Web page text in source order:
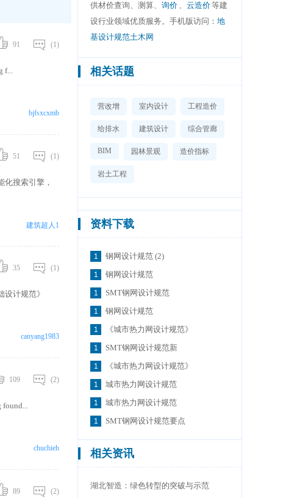
(1)
91
f...
bjfsxcxmb
(1)
51
搜索引擎，
建筑超人1
(1)
35
计规范》
canyang1983
(2)
109
found...
chuchieh
(2)
89
供材价查询、测算、 询价 、 云造价等建
设行业领域优质服务。手机版访问： 地
基设计规范土木网
相关话题
营改增 室内设计 工程造价
给排水 建筑设计 综合管廊
BIM 园林景观 造价指标
岩土工程
资料下载
钢网设计规范 (2)
钢网设计规范
SMT钢网设计规范
钢网设计规范
《城市热力网设计规范》
SMT钢网设计规范新
《城市热力网设计规范》
城市热力网设计规范
城市热力网设计规范
SMT钢网设计规范要点
相关资讯
湖北智造：绿色转型的突破与示范